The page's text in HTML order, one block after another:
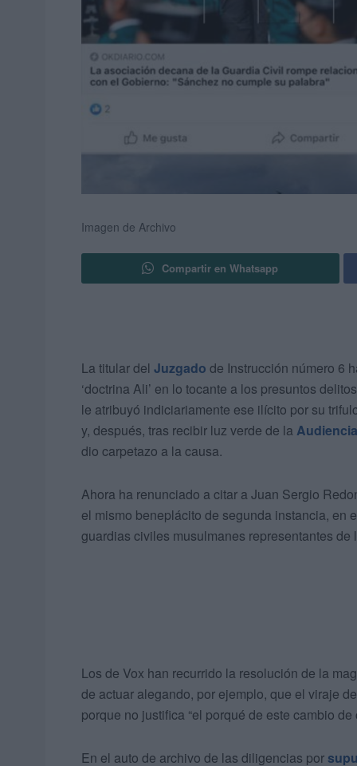
Imagen de Archivo
Compartir en Whatsapp
La titular del Juzgado de Instrucción número 6
‘doctrina Ali’ en lo tocante a los presuntos
le atribuyó indiciariamente ese ilícito por su
y, después, tras recibir luz verde de la
dio carpetazo a la causa.
Ahora ha renunciado a citar a Juan Sergio
el mismo beneplácito de segunda instancia, en
guardias civiles musulmanes representantes de
Los de Vox han recurrido la resolución de la
de actuar alegando, por ejemplo, que el viraje
porque no justifica “el porqué de este cambio
En el auto de archivo de las diligencias por